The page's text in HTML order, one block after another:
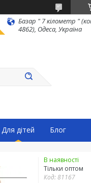
Базар " 7 кілометр "
4862), Одеса, Україна
Для дітей Блог
В наявності
Тільки оптом
Код:81167